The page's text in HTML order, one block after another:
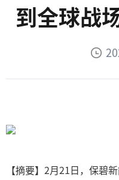
到全球战
【摘要】2月21日，保碧